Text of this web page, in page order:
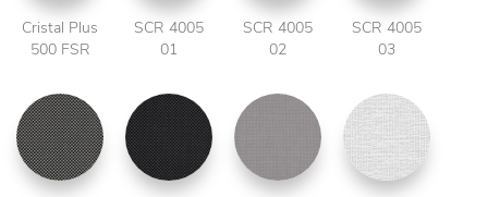
Cristal Plus
500 FSR
SCR 4005
01
SCR 4005
02
SCR 4005
03